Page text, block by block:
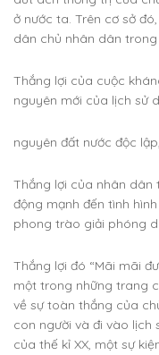
ở nước ta. Trên cơ sở
dân chủ nhân dân
Thắng lợi của cuộc
nguyên mới của lịch sử
nguyên đất nước độc
Thắng lợi của nhân dân
động mạnh đến tình
phong trào giải phóng
Thắng lợi đó “Mãi mãi
một trong những trang
về sự toàn thắng của
con người và đi vào lịch
của thế kỉ XX, một sự